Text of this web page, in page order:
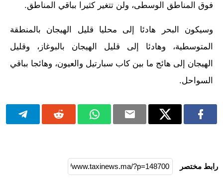
فوق المناطق الوسطى، ولن تتغير كثيرا بباقي المناطق.
وسيكون البحر هادئا إلى محليا قليل الهيجان بالمنطقة
المتوسطية، وهادئا إلى قليل الهيجان بالبوغاز، وقليل
الهيجان إلى هائج ما بين كاب سبارتيل والعيون، وهائجا بباقي
السواحل.
رابط مختصر